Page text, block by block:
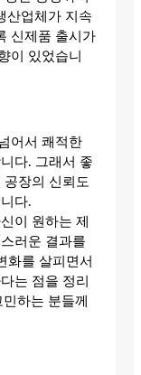
산업체가 지속
신제품 출시가
이 있었습니
어서 쾌적한
다. 그래서 좋
공장의 신뢰도
다.
이 원하는 제
러운 결과를
화를 살피면서
는 점을 정리
하는 분들께